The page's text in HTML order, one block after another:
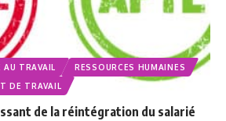
AU TRAVAIL
RESSOURCES HUMAINES
DE TRAVAIL
de la réintégration du salarié